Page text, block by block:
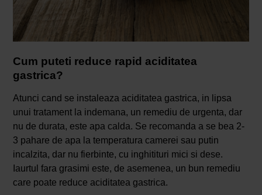
Cum puteti reduce rapid aciditatea
gastrica?
Atunci cand se instaleaza aciditatea gastrica, in lipsa
unui tratament la indemana, un remediu de urgenta, dar
nu de durata, este apa calda. Se recomanda a se bea 2-
3 pahare de apa la temperatura camerei sau putin
incalzita, dar nu fierbinte, cu inghitituri mici si dese.
Iaurtul fara grasimi este, de asemenea, un bun remediu
care poate reduce aciditatea gastrica.